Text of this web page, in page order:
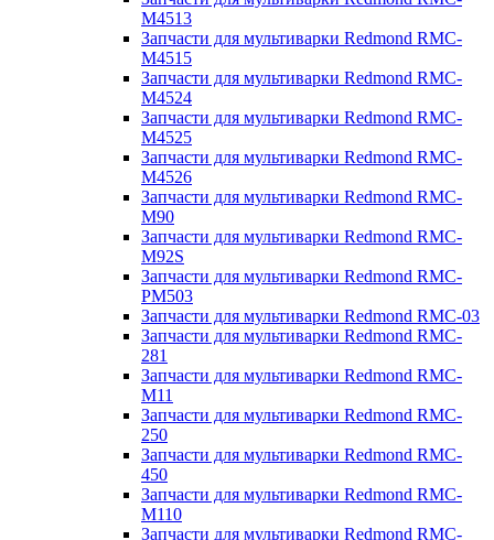
M4513
Запчасти для мультиварки Redmond RMC-
M4515
Запчасти для мультиварки Redmond RMC-
M4524
Запчасти для мультиварки Redmond RMC-
M4525
Запчасти для мультиварки Redmond RMC-
M4526
Запчасти для мультиварки Redmond RMC-
M90
Запчасти для мультиварки Redmond RMC-
M92S
Запчасти для мультиварки Redmond RMC-
PM503
Запчасти для мультиварки Redmond RMC-03
Запчасти для мультиварки Redmond RMC-
281
Запчасти для мультиварки Redmond RMC-
M11
Запчасти для мультиварки Redmond RMC-
250
Запчасти для мультиварки Redmond RMC-
450
Запчасти для мультиварки Redmond RMC-
M110
Запчасти для мультиварки Redmond RMC-